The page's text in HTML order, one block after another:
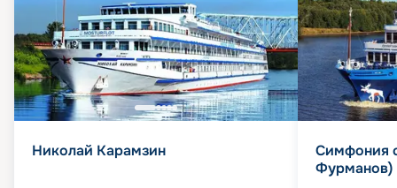
Николай Карамзин
Симфония
Фурманов)